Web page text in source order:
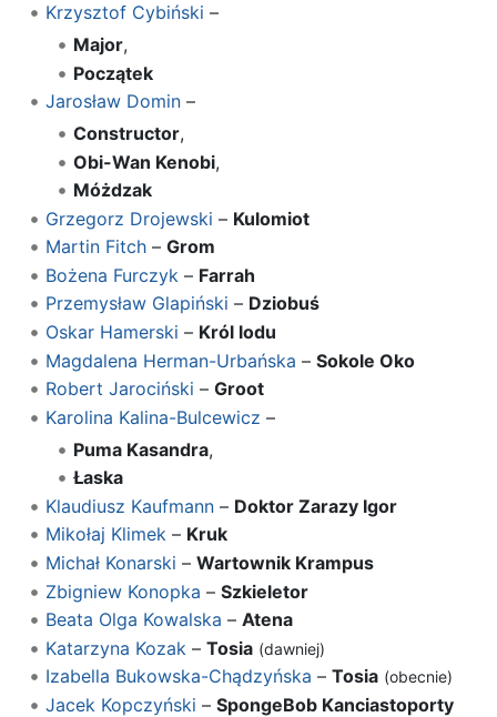
Krzysztof Cybiński –
Major,
Początek
Jarosław Domin–
Constructor,
Obi-Wan Kenobi,
Móżdzak
Grzegorz Drojewski – Kulomiot
Martin Fitch– Grom
Bożena Furczyk – Farrah
Przemysław Glapiński – Dziobuś
Oskar Hamerski – Król lodu
Magdalena Herman-Urbańska – Sokole Oko
Robert Jarociński – Groot
Karolina Kalina-Bulcewicz –
Puma Kasandra,
Łaska
Klaudiusz Kaufmann– Doktor Zarazy Igor
Mikołaj Klimek– Kruk
Michał Konarski – Wartownik Krampus
Zbigniew Konopka – Szkieletor
Beata Olga Kowalska – Atena
Katarzyna Kozak – Tosia (dawniej)
Izabella Bukowska-Chądzyńska – Tosia (obecnie)
Jacek Kopczyński – SpongeBob Kanciastoporty